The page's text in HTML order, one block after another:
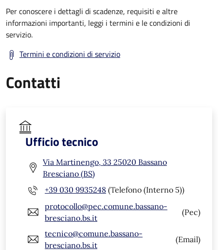
Per conoscere i dettagli di scadenze, requisiti e altre
informazioni importanti, leggi i termini e le condizioni di
servizio.
Termini e condizioni di servizio
Contatti
Ufficio tecnico
Via Martinengo, 33 25020 Bassano
Bresciano (BS)
+39 030 9935248 (Telefono (Interno 5))
protocollo@pec.comune.bassano-
bresciano.bs.it
(Pec)
tecnico@comune.bassano-
bresciano.bs.it
(Email)